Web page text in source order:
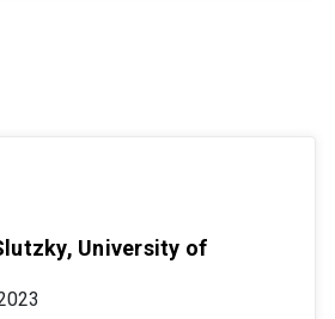
University of